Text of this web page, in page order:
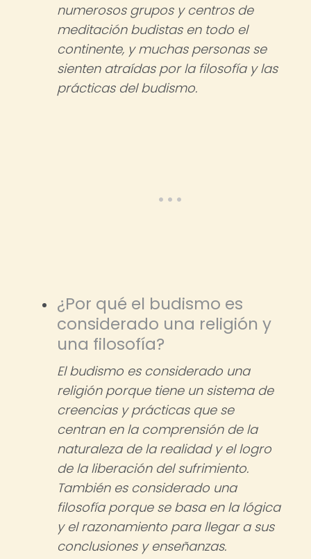
numerosos grupos y centros de
meditación budistas en todo el
continente, y muchas personas se
sienten atraídas por la filosofía y las
prácticas del budismo.
¿Por qué el budismo es
considerado una religión y
una filosofía?
El budismo es considerado una
religión porque tiene un sistema de
creencias y prácticas que se
centran en la comprensión de la
naturaleza de la realidad y el logro
de la liberación del sufrimiento.
También es considerado una
filosofía porque se basa en la lógica
y el razonamiento para llegar a sus
conclusiones y enseñanzas.